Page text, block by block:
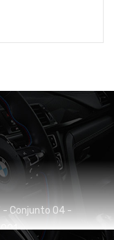
- Conjunto 04 -